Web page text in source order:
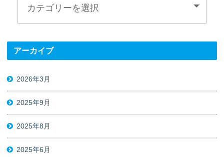
アーカイブ
2026年3月
2025年9月
2025年8月
2025年6月